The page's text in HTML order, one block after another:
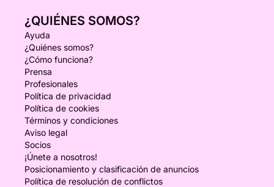
¿QUIÉNES SOMOS?
Ayuda
¿Quiénes somos?
¿Cómo funciona?
Prensa
Profesionales
Política de privacidad
Política de cookies
Términos y condiciones
Aviso legal
Socios
¡Únete a nosotros!
Posicionamiento y clasificación de anuncios
Política de resolución de conflictos